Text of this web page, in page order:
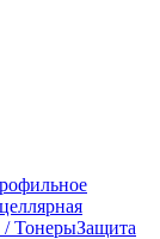
/ ТонерыЗащита